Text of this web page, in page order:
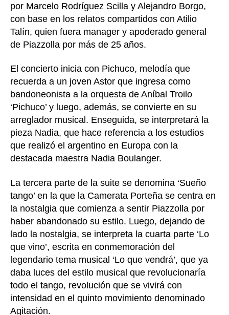
por Marcelo Rodríguez Scilla y Alejandro Borgo,
con base en los relatos compartidos con Atilio
Talín, quien fuera manager y apoderado general
de Piazzolla por más de 25 años.
El concierto inicia con Pichuco, melodía que
recuerda a un joven Astor que ingresa como
bandoneonista a la orquesta de Aníbal Troilo
‘Pichuco’ y luego, además, se convierte en su
arreglador musical. Enseguida, se interpretará la
pieza Nadia, que hace referencia a los estudios
que realizó el argentino en Europa con la
destacada maestra Nadia Boulanger.
La tercera parte de la suite se denomina ‘Sueño
tango’ en la que la Camerata Porteña se centra en
la nostalgia que comienza a sentir Piazzolla por
haber abandonado su estilo. Luego, dejando de
lado la nostalgia, se interpreta la cuarta parte ‘Lo
que vino’, escrita en conmemoración del
legendario tema musical ‘Lo que vendrá’, que ya
daba luces del estilo musical que revolucionaría
todo el tango, revolución que se vivirá con
intensidad en el quinto movimiento denominado
Agitación.